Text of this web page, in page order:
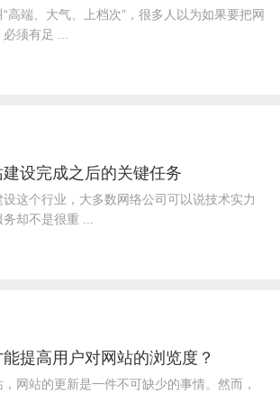
高端、大气、上档次”，很多人以为如果要把网
须有足 ...
设完成之后的关键任务
这个行业，大多数网络公司可以说技术实力
却不是很重 ...
提高用户对网站的浏览度？
网站的更新是一件不可缺少的事情。然而，